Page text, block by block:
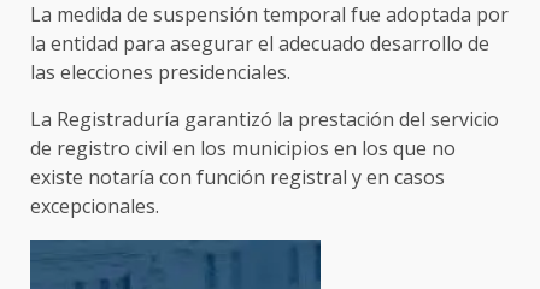
La medida de suspensión temporal fue adoptada por
la entidad para asegurar el adecuado desarrollo de
las elecciones presidenciales.
La Registraduría garantizó la prestación del servicio
de registro civil en los municipios en los que no
existe notaría con función registral y en casos
excepcionales.